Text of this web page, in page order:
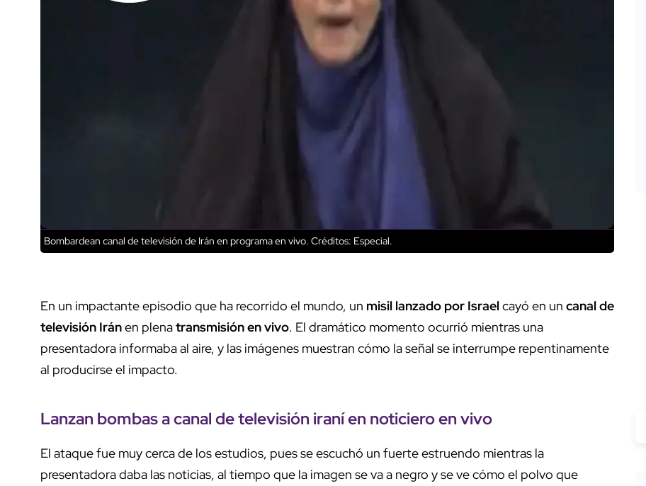
Bombardean canal de televisión de Irán en programa en vivo. Créditos: Especial.
En un impactante episodio que ha recorrido el mundo, un misil lanzado por Israelcayó en un canal de
televisión Iránen plenatransmisión en vivo. El dramático momento ocurrió mientras una
presentadora informaba al aire, y las imágenes muestran cómo la señal se interrumpe repentinamente
al producirse el impacto.
Lanzan bombas a canal de televisión iraní en noticiero en vivo
El ataque fue muy cerca de los estudios, pues se escuchó un fuerte estruendo mientras la
presentadora daba las noticias, al tiempo que la imagen se va a negro y se ve cómo el polvo que